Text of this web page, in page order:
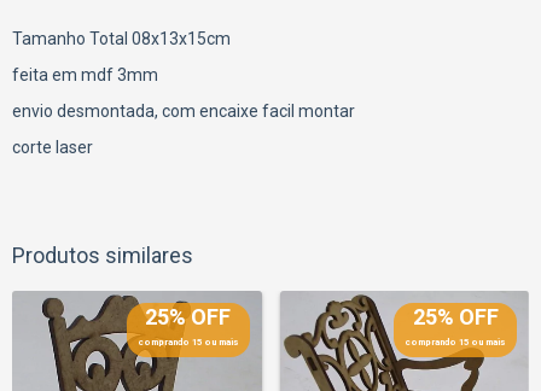
Tamanho Total 08x13x15cm
feita em mdf 3mm
envio desmontada, com encaixe facil montar
corte laser
Produtos similares
25% OFF
comprando 15 ou mais
25% OFF
comprando 15 ou mais